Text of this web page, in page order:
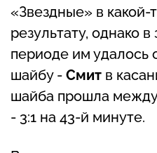
«Звездные» в
результату, однако
периоде им удалось
шайбу - Смит в
шайба прошла
- 3:1 на 43-й минуте.